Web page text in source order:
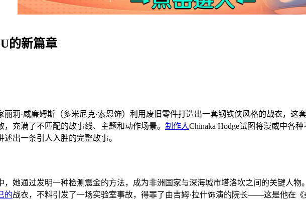
的新篇章
莉·威廉姆斯（多米尼克·索恩饰）利用废旧零件打造出一套钢铁侠风格的战衣，
充满了不匹配的故事线、主题和动作场景。 制作人Chinaka Hodge试图将漫威中各
出一条引人入胜的完整故事。
，她通过发明一种检测震金的方法，成为非洲国家与深海城市塔洛坎之间的关键人
的战衣，不料引发了一场实验室事故，得罪了由吉姆·拉什饰演的院长——这是他在